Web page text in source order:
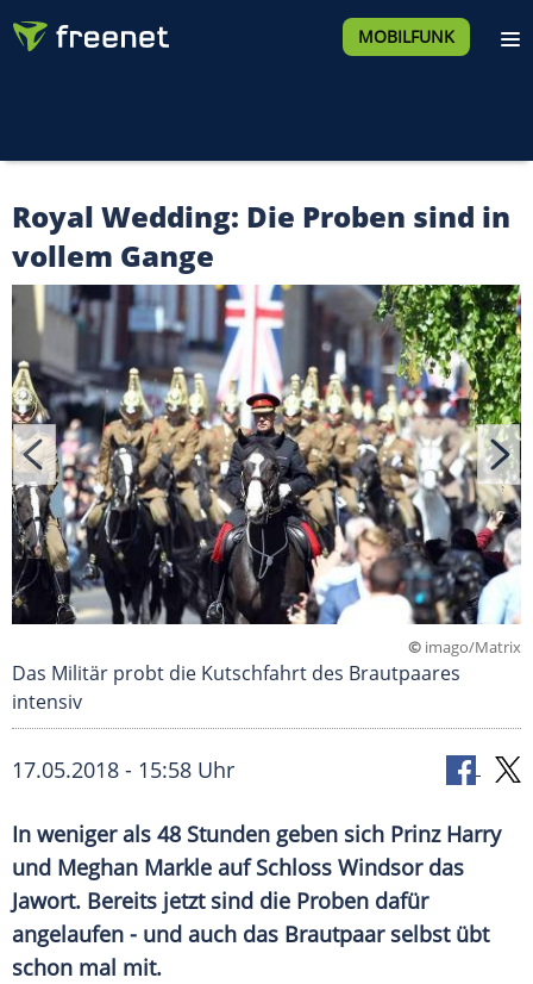
MOBILFUNK
Royal Wedding: Die Proben sind in
vollem Gange
© imago/Matrix
Das Militär probt die Kutschfahrt des Brautpaares
intensiv
17.05.2018 - 15:58 Uhr
In weniger als 48 Stunden geben sich Prinz Harry
und Meghan Markle auf Schloss Windsor das
Jawort. Bereits jetzt sind die Proben dafür
angelaufen - und auch das Brautpaar selbst übt
schon mal mit.